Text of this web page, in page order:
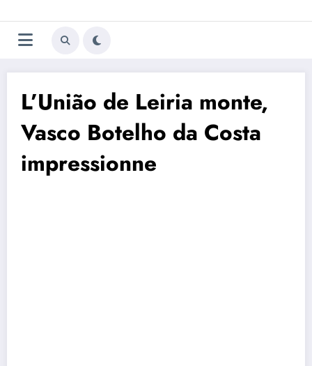
au
contenu
Trivela
L'actualité du football
L’União de Leiria monte,
Vasco Botelho da Costa
impressionne